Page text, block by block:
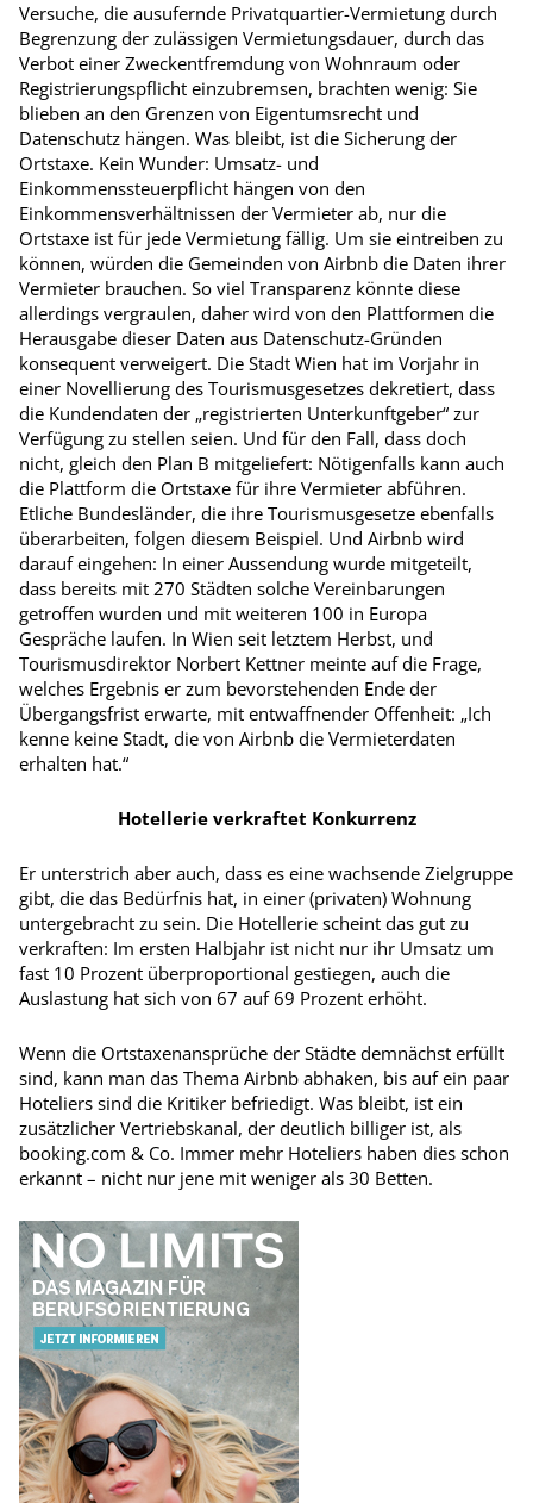
Versuche, die ausufernde Privatquartier-Vermietung durch
Begrenzung der zulässigen Vermietungsdauer, durch das
Verbot einer Zweckentfremdung von Wohnraum oder
Registrierungspflicht einzubremsen, brachten wenig: Sie
blieben an den Grenzen von Eigentumsrecht und
Datenschutz hängen. Was bleibt, ist die Sicherung der
Ortstaxe. Kein Wunder: Umsatz- und
Einkommenssteuerpflicht hängen von den
Einkommensverhältnissen der Vermieter ab, nur die
Ortstaxe ist für jede Vermietung fällig. Um sie eintreiben zu
können, würden die Gemeinden von Airbnb die Daten ihrer
Vermieter brauchen. So viel Transparenz könnte diese
allerdings vergraulen, daher wird von den Plattformen die
Herausgabe dieser Daten aus Datenschutz-Gründen
konsequent verweigert. Die Stadt Wien hat im Vorjahr in
einer Novellierung des Tourismusgesetzes dekretiert, dass
die Kundendaten der „registrierten Unterkunftgeber“ zur
Verfügung zu stellen seien. Und für den Fall, dass doch
nicht, gleich den Plan B mitgeliefert: Nötigenfalls kann auch
die Plattform die Ortstaxe für ihre Vermieter abführen.
Etliche Bundesländer, die ihre Tourismusgesetze ebenfalls
überarbeiten, folgen diesem Beispiel. Und Airbnb wird
darauf eingehen: In einer Aussendung wurde mitgeteilt,
dass bereits mit 270 Städten solche Vereinbarungen
getroffen wurden und mit weiteren 100 in Europa
Gespräche laufen. In Wien seit letztem Herbst, und
Tourismusdirektor Norbert Kettner meinte auf die Frage,
welches Ergebnis er zum bevorstehenden Ende der
Übergangsfrist erwarte, mit entwaffnender Offenheit: „Ich
kenne keine Stadt, die von Airbnb die Vermieterdaten
erhalten hat.“
Hotellerie verkraftet Konkurrenz
Er unterstrich aber auch, dass es eine wachsende Zielgruppe
gibt, die das Bedürfnis hat, in einer (privaten) Wohnung
untergebracht zu sein. Die Hotellerie scheint das gut zu
verkraften: Im ersten Halbjahr ist nicht nur ihr Umsatz um
fast 10 Prozent überproportional gestiegen, auch die
Auslastung hat sich von 67 auf 69 Prozent erhöht.
Wenn die Ortstaxenansprüche der Städte demnächst erfüllt
sind, kann man das Thema Airbnb abhaken, bis auf ein paar
Hoteliers sind die Kritiker befriedigt. Was bleibt, ist ein
zusätzlicher Vertriebskanal, der deutlich billiger ist, als
booking.com & Co. Immer mehr Hoteliers haben dies schon
erkannt – nicht nur jene mit weniger als 30 Betten.